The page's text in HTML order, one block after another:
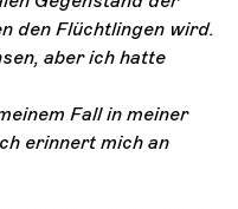
den Flüchtlingen wird.
aber ich hatte
Fall in meiner
erinnert mich an